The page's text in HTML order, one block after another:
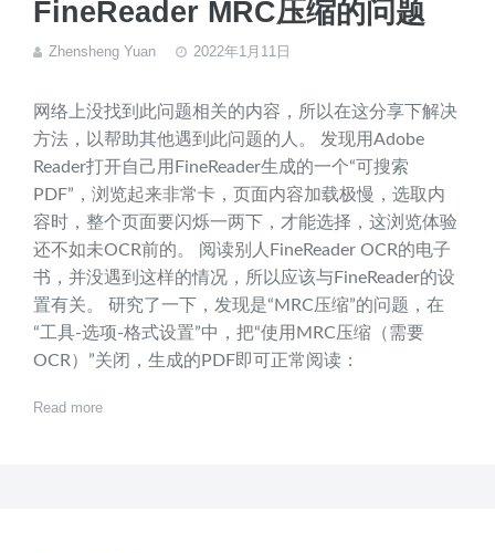
FineReader MRC压缩的问题
Zhensheng Yuan 2022年1月11日
网络上没找到此问题相关的内容，所以在这分享下解决
方法，以帮助其他遇到此问题的人。 发现用Adobe
Reader打开自己用FineReader生成的一个“可搜索
PDF”，浏览起来非常卡，页面内容加载极慢，选取内
容时，整个页面要闪烁一两下，才能选择，这浏览体验
还不如未OCR前的。 阅读别人FineReader OCR的电子
书，并没遇到这样的情况，所以应该与FineReader的设
置有关。 研究了一下，发现是“MRC压缩”的问题，在
“工具-选项-格式设置”中，把“使用MRC压缩（需要
OCR）”关闭，生成的PDF即可正常阅读：
Read more